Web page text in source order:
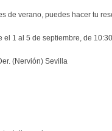
de verano, puedes hacer tu
1 al 5 de septiembre, de
(Nervión) Sevilla